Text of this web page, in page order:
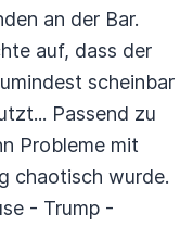
an der Bar.
auf, dass der
scheinbar
Passend zu
Probleme mit
chaotisch wurde.
- Trump -